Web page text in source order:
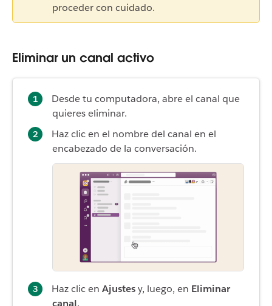
proceder con cuidado.
Eliminar un canal activo
Desde tu computadora, abre el canal que
quieres eliminar.
Haz clic en el nombre del canal en el
encabezado de la conversación.
Haz clic en Ajustesy, luego, en Eliminar
canal.